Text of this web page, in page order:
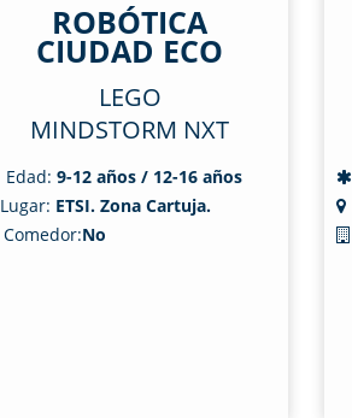
ROBÓTICA
CIUDAD ECO
LEGO
MINDSTORM NXT
Edad: 9-12 años / 12-16 años
Lugar: ETSI. Zona Cartuja.
Comedor:No